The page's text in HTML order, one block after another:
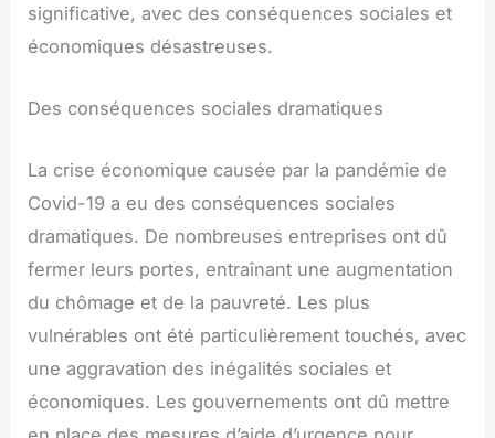
significative, avec des conséquences sociales et
économiques désastreuses.
Des conséquences sociales dramatiques
La crise économique causée par la pandémie de
Covid-19 a eu des conséquences sociales
dramatiques. De nombreuses entreprises ont dû
fermer leurs portes, entraînant une augmentation
du chômage et de la pauvreté. Les plus
vulnérables ont été particulièrement touchés, avec
une aggravation des inégalités sociales et
économiques. Les gouvernements ont dû mettre